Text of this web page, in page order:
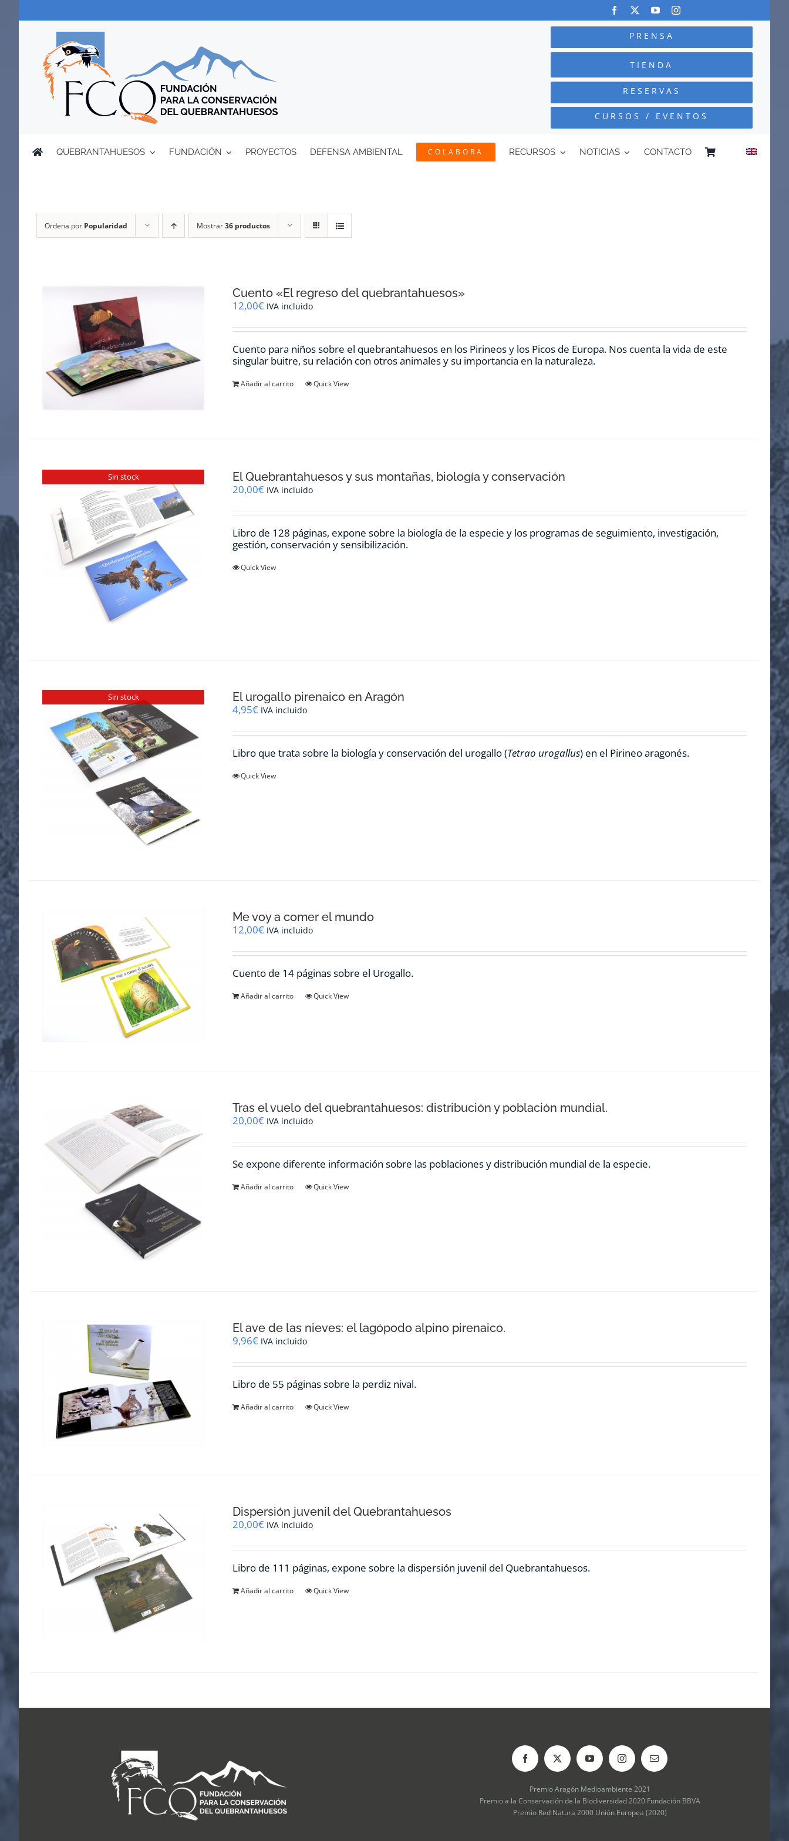
PRENSA
TIENDA
RESERVAS
CURSOS / EVENTOS
QUEBRANTAHUESOS FUNDACIÓN PROYECTOS DEFENSA AMBIENTAL COLABORA RECURSOS NOTICIAS CONTACTO
Ordena por Popularidad Mostrar36 productos
Cuento «El regreso del quebrantahuesos»
12,00€ IVA incluido
Cuento para niños sobre el quebrantahuesos en los Pirineos y los Picos de Europa. Nos cuenta la vida de este
singular buitre, su relación con otros animales y su importancia en la naturaleza.
Añadir al carrito Quick View
Sin stock El Quebrantahuesos y sus montañas, biología y conservación
20,00€ IVA incluido
Libro de 128 páginas, expone sobre la biología de la especie y los programas de seguimiento, investigación,
gestión, conservación y sensibilización.
Quick View
Sin stock El urogallo pirenaico en Aragón
4,95€ IVA incluido
Libro que trata sobre la biología y conservación del urogallo (Tetrao urogallus) en el Pirineo aragonés.
Quick View
Me voy a comer el mundo
12,00€ IVA incluido
Cuento de 14 páginas sobre el Urogallo.
Añadir al carrito Quick View
Tras el vuelo del quebrantahuesos: distribución y población mundial.
20,00€ IVA incluido
Se expone diferente información sobre las poblaciones y distribución mundial de la especie.
Añadir al carrito Quick View
El ave de las nieves: el lagópodo alpino pirenaico.
9,96€ IVA incluido
Libro de 55 páginas sobre la perdiz nival.
Añadir al carrito Quick View
Dispersión juvenil del Quebrantahuesos
20,00€ IVA incluido
Libro de 111 páginas, expone sobre la dispersión juvenil del Quebrantahuesos.
Añadir al carrito Quick View
Premio Aragón Medioambiente 2021
Premio a la Conservación de la Biodiversidad 2020 Fundación BBVA
Premio Red Natura 2000 Unión Europea (2020)